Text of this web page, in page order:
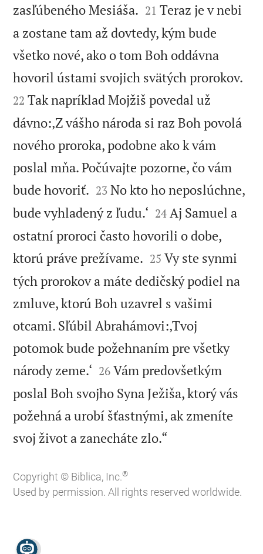
zasľúbeného Mesiáša. 

21 Teraz je v nebi
a zostane tam až dovtedy, kým bude
všetko nové, ako o tom Boh oddávna
hovoril ústami svojich svätých prorokov.
22 Tak napríklad Mojžiš povedal už
dávno:‚Z vášho národa si raz Boh povolá
nového proroka, podobne ako k vám
poslal mňa. Počúvajte pozorne, čo vám
bude hovoriť. 

23 No kto ho neposlúchne,
bude vyhladený z ľudu.‘ 

24 Aj Samuel a
ostatní proroci často hovorili o dobe,
ktorú práve prežívame. 

25 Vy ste synmi
tých prorokov a máte dedičský podiel na
zmluve, ktorú Boh uzavrel s vašimi
otcami. Sľúbil Abrahámovi:‚Tvoj
potomok bude požehnaním pre všetky
národy zeme.‘ 

26 Vám predovšetkým
poslal Boh svojho Syna Ježiša, ktorý vás
požehná a urobí šťastnými, ak zmeníte
svoj život a zanecháte zlo.“
Copyright © Biblica, Inc.®
Used by permission. All rights reserved worldwide.